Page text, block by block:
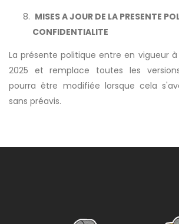
MISES A JOUR DE LA PRESENTE
CONFIDENTIALITE
La présente politique entre en vigueur
2025 et remplace toutes les
pourra être modifiée lorsque cela
sans préavis.